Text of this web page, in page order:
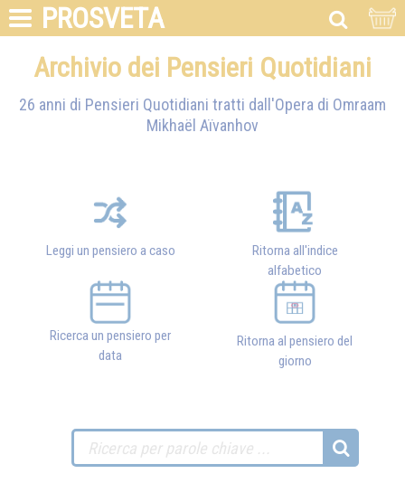
PROSVETA
Archivio dei Pensieri Quotidiani
26 anni di Pensieri Quotidiani tratti dall'Opera di Omraam
Mikhaël Aïvanhov
Leggi un pensiero a caso
Ritorna all'indice
alfabetico
Ricerca un pensiero per
data
Ritorna al pensiero del
giorno